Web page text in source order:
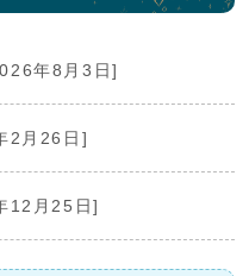
年8月3日]
2月26日]
12月25日]